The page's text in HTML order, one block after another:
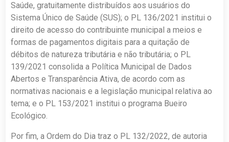
Saúde, gratuitamente distribuídos aos usuários do
Sistema Único de Saúde (SUS); o PL 136/2021 institui o
direito de acesso do contribuinte municipal a meios e
formas de pagamentos digitais para a quitação de
débitos de natureza tributária e não tributária; o PL
139/2021 consolida a Política Municipal de Dados
Abertos e Transparência Ativa, de acordo com as
normativas nacionais e a legislação municipal relativa ao
tema; e o PL 153/2021 institui o programa Bueiro
Ecológico.
Por fim, a Ordem do Dia traz o PL 132/2022, de autoria